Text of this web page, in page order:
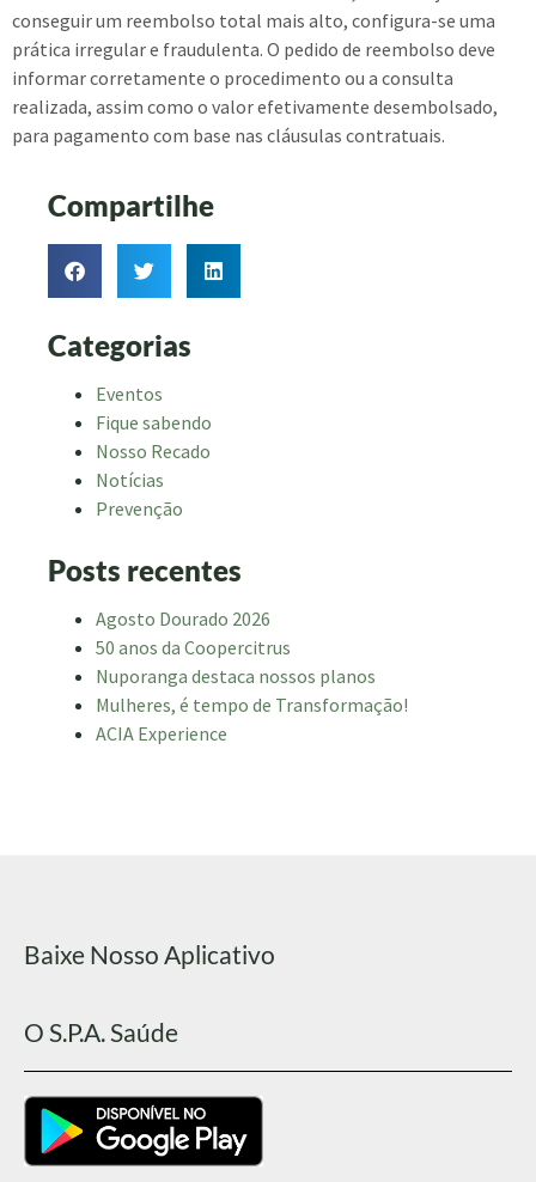
conseguir um reembolso total mais alto, configura-se uma
prática irregular e fraudulenta. O pedido de reembolso deve
informar corretamente o procedimento ou a consulta
realizada, assim como o valor efetivamente desembolsado,
para pagamento com base nas cláusulas contratuais.
Compartilhe
Categorias
Eventos
Fique sabendo
Nosso Recado
Notícias
Prevenção
Posts recentes
Agosto Dourado 2026
50 anos da Coopercitrus
Nuporanga destaca nossos planos
Mulheres, é tempo de Transformação!
ACIA Experience
Baixe Nosso Aplicativo
O S.P.A. Saúde